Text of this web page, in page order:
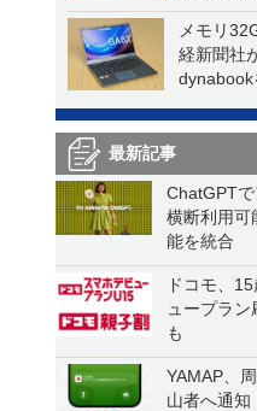
メモリ
経新聞社
dynabook
最新記事
ChatGPT
横断利用
能を統合
ドコモ、
ュープラ
も
YAMAP、
山者へ通知